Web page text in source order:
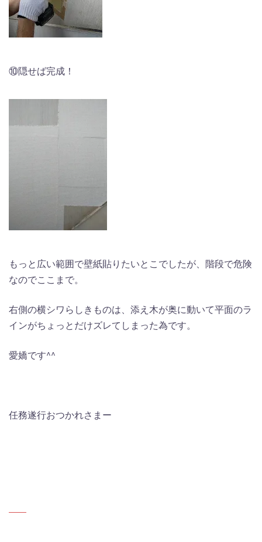
⑩隠せば完成！
もっと広い範囲で壁紙貼りたいとこでしたが、階段で危険
なのでここまで。
右側の横シワらしきものは、添え木が奥に動いて平面のラ
インがちょっとだけズレてしまった為です。
愛嬌です^^
任務遂行おつかれさまー